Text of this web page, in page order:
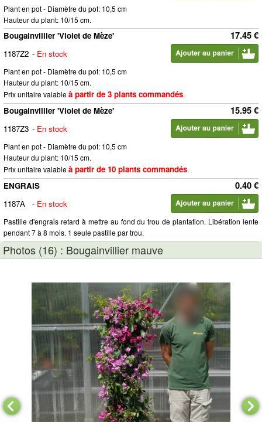
Plant en pot - Diamètre du pot: 10,5 cm
Hauteur du plant: 10/15 cm.
17.45 €
Bougainvillier 'Violet de Mèze'
1187Z2 - En stock
Plant en pot - Diamètre du pot: 10,5 cm
Hauteur du plant: 10/15 cm.
Prix unitaire valableà partir de 3 plants commandés.
15.95 €
Bougainvillier 'Violet de Mèze'
1187Z3 - En stock
Plant en pot - Diamètre du pot: 10,5 cm
Hauteur du plant: 10/15 cm.
Prix unitaire valableà partir de 10 plants commandés.
0.40 €
ENGRAIS
1187A
- En stock
Pastille d'engrais retard à mettre au fond du trou de plantation. Libération lente
pendant 7 à 8 mois. 1 seule pastille par trou.
Photos (16) : Bougainvillier mauve